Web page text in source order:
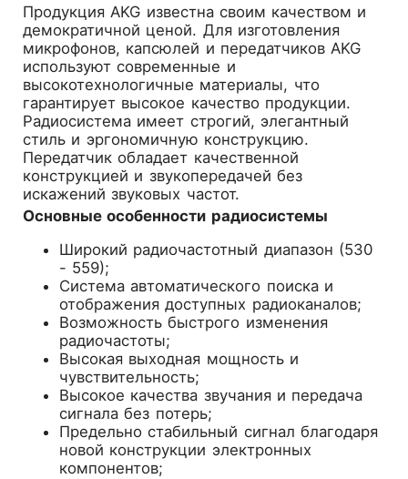
Продукция AKG известна своим качеством и
демократичной ценой. Для изготовления
микрофонов, капсюлей и передатчиков AKG
используют современные и
высокотехнологичные материалы, что
гарантирует высокое качество продукции.
Радиосистема имеет строгий, элегантный
стиль и эргономичную конструкцию.
Передатчик обладает качественной
конструкцией и звукопередачей без
искажений звуковых частот.
Основные особенности радиосистемы
Широкий радиочастотный диапазон (530
- 559);
Система автоматического поиска и
отображения доступных радиоканалов;
Возможность быстрого изменения
радиочастоты;
Высокая выходная мощность и
чувствительность;
Высокое качества звучания и передача
сигнала без потерь;
Предельно стабильный сигнал благодаря
новой конструкции электронных
компонентов;